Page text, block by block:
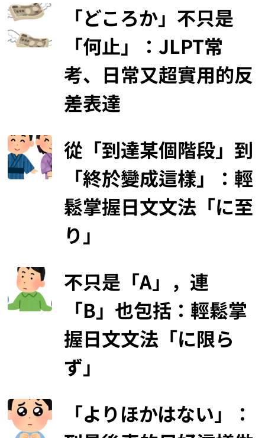
「どころか」不只是
「何止」：JLPT常
考、日常又超實用的反
差表達
從「到達某個階段」到
「終於變成這樣」：輕
鬆掌握日文文法「に至
り」
不只是「A」，連
「B」也包括：輕鬆掌
握日文文法「に限ら
ず」
「よりほかはない」：